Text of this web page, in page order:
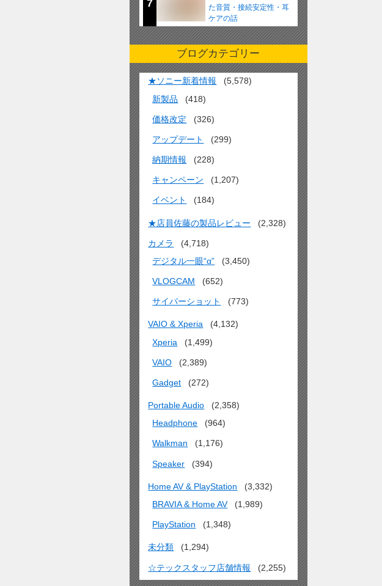
7
た音質・接続安定性・耳
ケアの話
ブログカテゴリー
★ソニー新着情報
(5,578)
新製品
(418)
価格改定 (326)
アップデート (299)
納期情報 (228)
キャンペーン (1,207)
イベント (184)
★店員佐藤の製品レビュー (2,328)
カメラ
(4,718)
デジタル一眼“α”
(3,450)
VLOGCAM (652)
サイバーショット (773)
VAIO & Xperia
(4,132)
Xperia
(1,499)
VAIO (2,389)
Gadget (272)
Portable Audio
(2,358)
Headphone
(964)
Walkman (1,176)
Speaker (394)
Home AV & PlayStation
(3,332)
BRAVIA & Home AV
(1,989)
PlayStation (1,348)
未分類 (1,294)
☆テックスタッフ店舗情報 (2,255)